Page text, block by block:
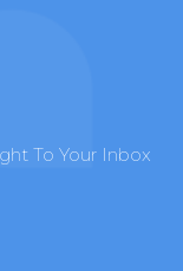
To Your Inbox